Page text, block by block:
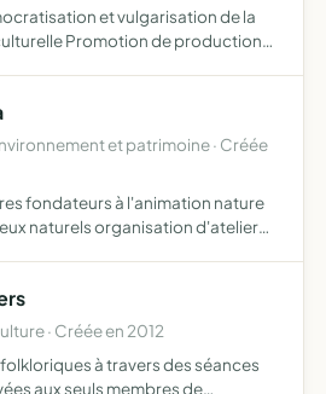
et vulgarisation de la
Promotion de productions
et patrimoine · Créée
fondateurs à l'animation nature
naturels organisation d'ateliers
· Créée en 2012
à travers des séances
aux seuls membres de